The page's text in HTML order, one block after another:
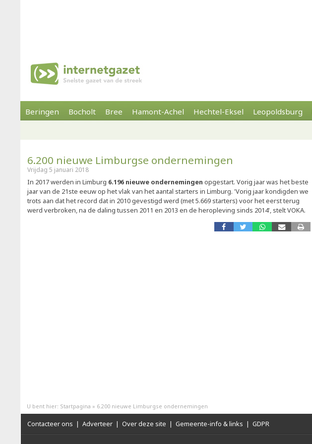
Beringen Bocholt Bree Hamont-Achel Hechtel-Eksel Leopoldsburg
6.200 nieuwe Limburgse ondernemingen
Vrijdag 5 januari 2018
In 2017 werden in Limburg 6.196 nieuwe ondernemingen opgestart. Vorig jaar was het beste
jaar van de 21ste eeuw op het vlak van het aantal starters in Limburg. 'Vorig jaar kondigden we
trots aan dat het record dat in 2010 gevestigd werd (met 5.669 starters) voor het eerst terug
werd verbroken, na de daling tussen 2011 en 2013 en de heropleving sinds 2014', stelt VOKA.
U bent hier: Startpagina » 6.200 nieuwe Limburgse ondernemingen
Contacteer ons | Adverteer | Over deze site | Gemeente-info & links | GDPR